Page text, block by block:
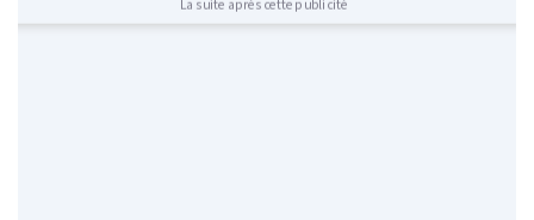
La suite après cette publicité